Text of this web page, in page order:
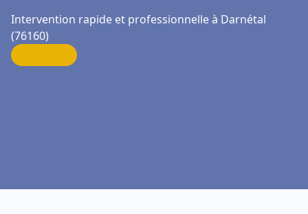
Intervention rapide et professionnelle à Darnétal
(76160)